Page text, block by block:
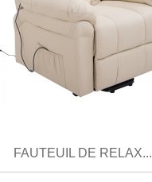
FAUTEUIL DE RELAX...
Favori